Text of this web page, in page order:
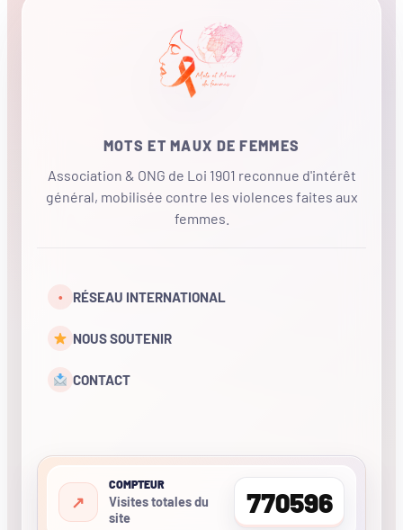
MOTS ET MAUX DE FEMMES
Association & ONG de Loi 1901 reconnue d'intérêt
général, mobilisée contre les violences faites aux
femmes.
• RÉSEAU INTERNATIONAL
NOUS SOUTENIR
CONTACT
COMPTEUR
Visites totales du
site
770596